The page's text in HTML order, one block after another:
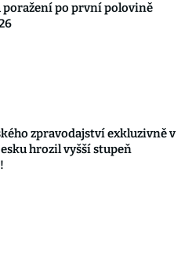
poražení po první polovině
zpravodajství exkluzivně v
hrozil vyšší stupeň